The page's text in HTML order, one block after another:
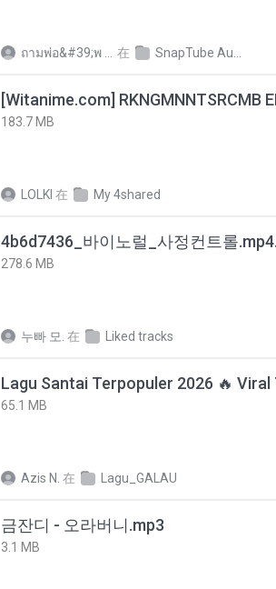
在
183.7 MB
LOLKI 在 My 4shared
278.6 MB
누빠 모. 在 Liked tracks
65.1 MB
Azis N. 在 Lagu_GALAU
금잔디 - 오라버니.mp3
3.1 MB